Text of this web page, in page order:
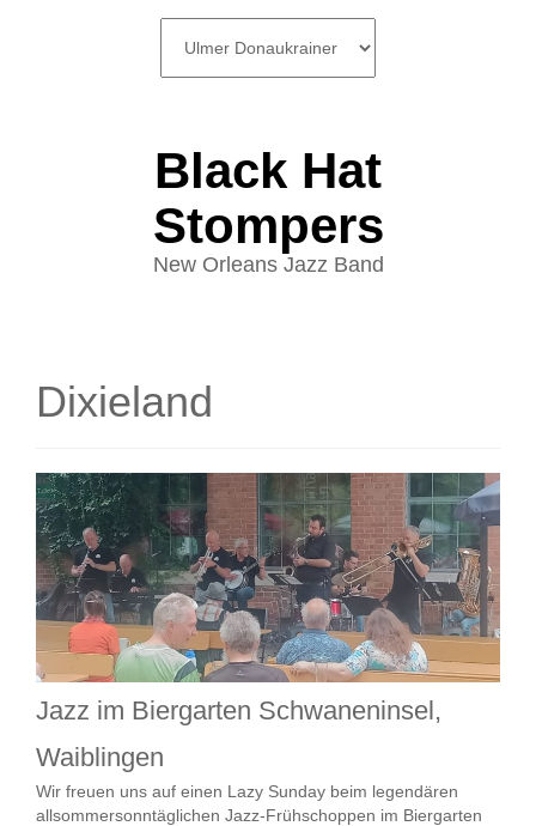
Black Hat
Stompers
New Orleans Jazz Band
Dixieland
Jazz im Biergarten Schwaneninsel,
Waiblingen
Wir freuen uns auf einen Lazy Sunday beim legendären
allsommersonntäglichen Jazz-Frühschoppen im Biergarten